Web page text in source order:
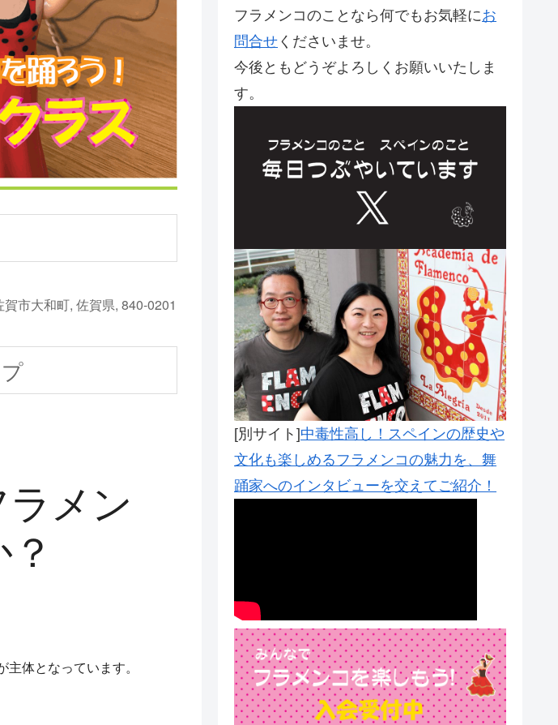
Outlook Live
市大和町, 佐賀県, 840-0201
メン
体となっています。
フラメンコのことなら何でもお気軽にお
問合せ くださいませ。
今後ともどうぞよろしくお願いいたしま
す。
[別サイト]中毒性高し！スペインの歴史や
文化も楽しめるフラメンコの魅力を、舞
踊家へのインタビューを交えてご紹介！